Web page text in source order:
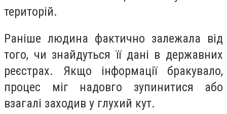
територій.
Раніше людина фактично залежала від
того, чи знайдуться її дані в державних
реєстрах. Якщо інформації бракувало,
процес міг надовго зупинитися або
взагалі заходив у глухий кут.